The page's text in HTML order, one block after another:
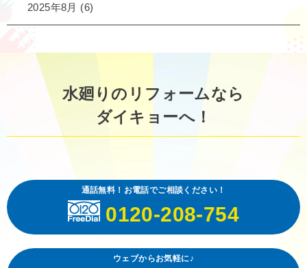
2025年8月 (6)
水廻りのリフォームなら
ダイキョーへ！
通話無料！お電話でご相談ください！
0120-208-754
ウェブからお気軽に♪